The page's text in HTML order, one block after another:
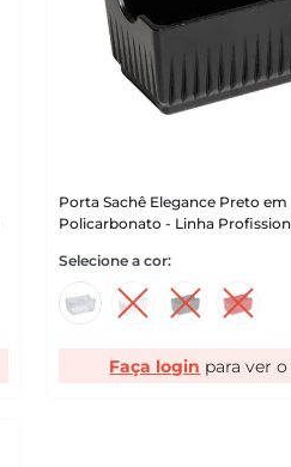
Porta Sachê Elegance Preto em
Policarbonato - Linha
Faça login